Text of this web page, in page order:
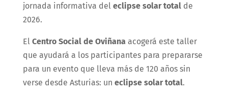
jornada informativa del eclipse solar totalde
2026.
El Centro Social de Oviñanaacogerá este taller
que ayudará a los participantes para prepararse
para un evento que lleva más de 120 años sin
verse desde Asturias: un eclipse solar total.